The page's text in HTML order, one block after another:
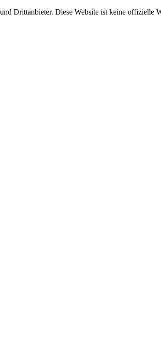
Drittanbieter. Diese Website ist keine offizielle